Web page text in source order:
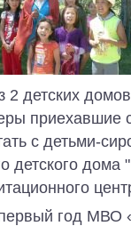
2 детских
приехавшие
с детьми-
детского
год МВО